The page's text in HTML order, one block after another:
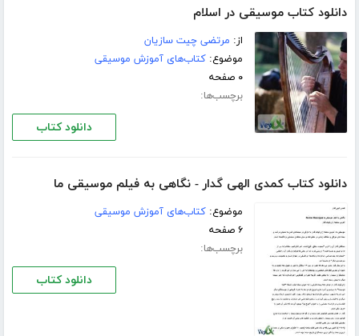
دانلود کتاب موسیقی در اسلام
از: مرتضی چیت سازیان
موضوع:کتاب‌های آموزش موسیقی
۰ صفحه
برچسب‌ها:
دانلود کتاب
دانلود کتاب کمدی الهی گدار - نگاهی به فیلم موسیقی ما
موضوع:کتاب‌های آموزش موسیقی
۶ صفحه
برچسب‌ها:
دانلود کتاب